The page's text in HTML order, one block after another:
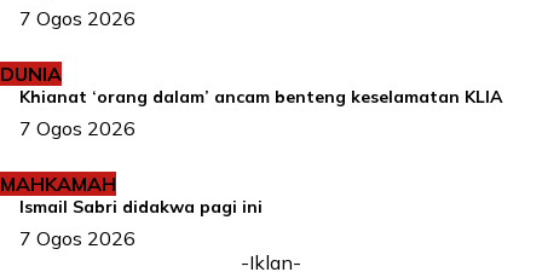
7 Ogos 2026
DUNIA
Khianat ‘orang dalam’ ancam benteng keselamatan KLIA
7 Ogos 2026
MAHKAMAH
Ismail Sabri didakwa pagi ini
7 Ogos 2026
-Iklan-